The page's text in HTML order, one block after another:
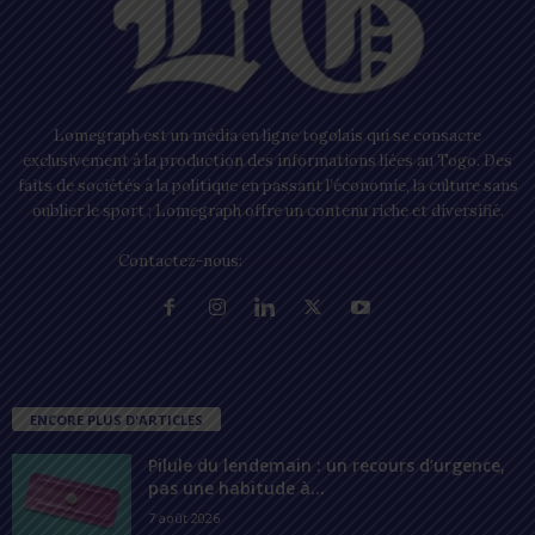
Lomegraph est un média en ligne togolais qui se consacre
exclusivement à la production des informations liées au Togo. Des
faits de sociétés à la politique en passant l’économie, la culture sans
oublier le sport ; Lomegraph offre un contenu riche et diversifié.
Contactez-nous:
ENCORE PLUS D'ARTICLES
Pilule du lendemain : un recours d’urgence,
pas une habitude à...
7 août 2026